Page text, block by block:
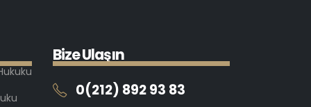
BizeUlaşın
0(212) 892 93 83